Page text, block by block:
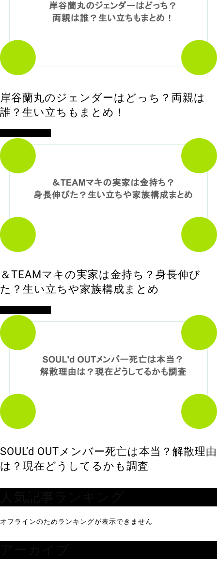
岸谷蘭丸のジェンダーはどっち？両親は
誰？生い立ちもまとめ！
＆TEAMマキの実家は金持ち？身長伸び
た？生い立ちや家族構成まとめ
SOUL’d OUTメンバー死亡は本当？解散理由
は？現在どうしてるかも調査
オフラインのためランキングが表示できません